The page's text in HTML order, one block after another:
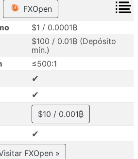
FXOpen
$1 / 0.0001₿
$100 / 0.01₿ (Depósito
mín.)
≤500:1
✔
✔
$10 / 0.001₿
✔
FXOpen »